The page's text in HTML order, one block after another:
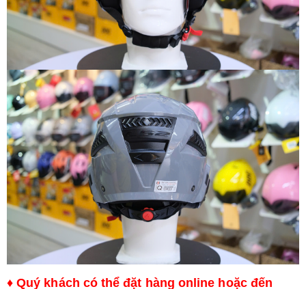
♦ Quý khách có thể đặt hàng online hoặc đến